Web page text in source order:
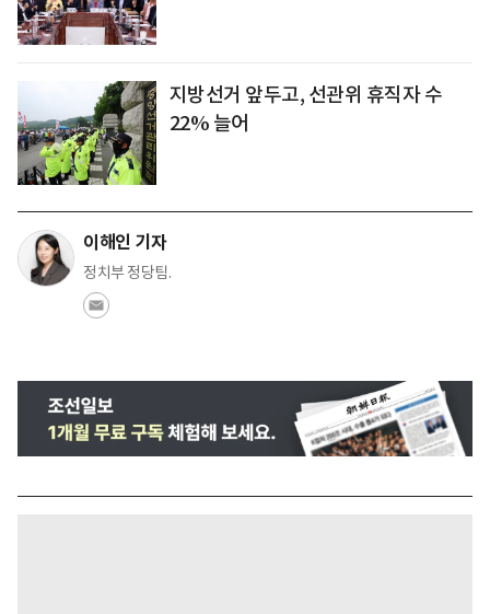
지방선거 앞두고, 선관위 휴직자 수
22% 늘어
이해인 기자
정치부 정당팀.